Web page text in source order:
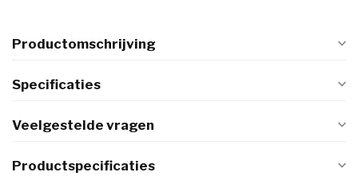
Productomschrijving
Specificaties
Veelgestelde vragen
Productspecificaties